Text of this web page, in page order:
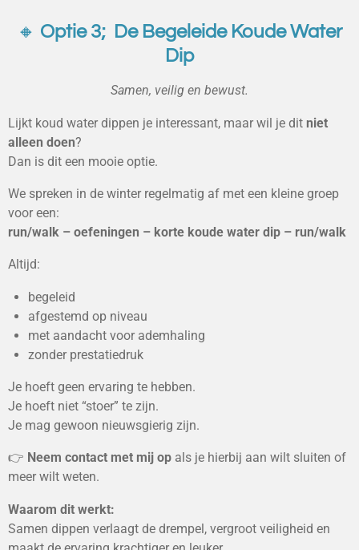
🔸 Optie 3; De Begeleide Koude Water
Dip
Samen, veilig en bewust.
Lijkt koud water dippen je interessant, maar wil je dit niet
alleen doen?
Dan is dit een mooie optie.
We spreken in de winter regelmatig af met een kleine groep
voor een:
run/walk – oefeningen – korte koude water dip – run/walk
Altijd:
begeleid
afgestemd op niveau
met aandacht voor ademhaling
zonder prestatiedruk
Je hoeft geen ervaring te hebben.
Je hoeft niet “stoer” te zijn.
Je mag gewoon nieuwsgierig zijn.
👉 Neem contact met mij op als je hierbij aan wilt sluiten of
meer wilt weten.
Waarom dit werkt:
Samen dippen verlaagt de drempel, vergroot veiligheid en